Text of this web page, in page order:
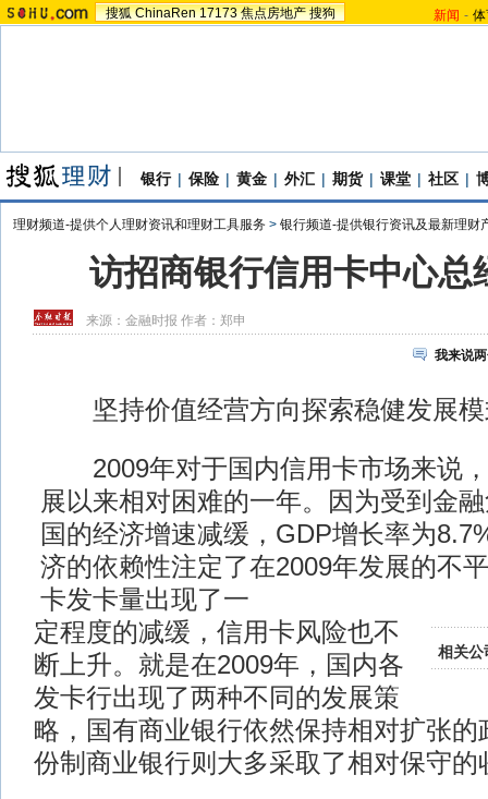
搜狐 ChinaRen 17173 焦点房地产 搜狗 新闻 -
银行 | 保险 | 黄金 | 外汇 | 期货 | 课堂 | 社区 |
理财频道-提供个人理财资讯和理财工具服务 > 银行频道-提供银行资讯及最新理财
访招商银行信用卡中心总
来源： 金融时报 作者：郑申
我来说
坚持价值经营方向探索稳健发展模
2009年对于国内信用卡市场来说，
展以来相对困难的一年。因为受到金
国的经济增速减缓，GDP增长率为
济的依赖性注定了在2009年发展的不
卡发卡量出现了一
相关公
定程度的减缓，信用卡风险也不
断上升。就是在2009年，国内各
发卡行出现了两种不同的发展策
略，国有商业银行依然保持相对扩张的
份制商业银行则大多采取了相对保守的